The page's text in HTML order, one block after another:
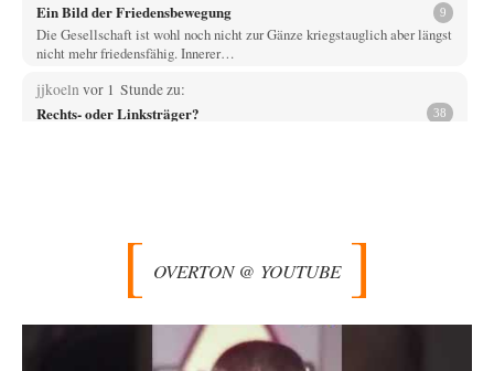
Ein Bild der Friedensbewegung 9
Die Gesellschaft ist wohl noch nicht zur Gänze kriegstauglich aber längst
nicht mehr friedensfähig. Innerer…
jjkoeln vor 1 Stunde zu:
Rechts- oder Linksträger? 38
vor 3 Stunden zu:
Geheimhaltung
Der Deep-State braucht Feinde wie ein Fisch das Wasser. Und nichts
OVERTON @ YOUTUBE